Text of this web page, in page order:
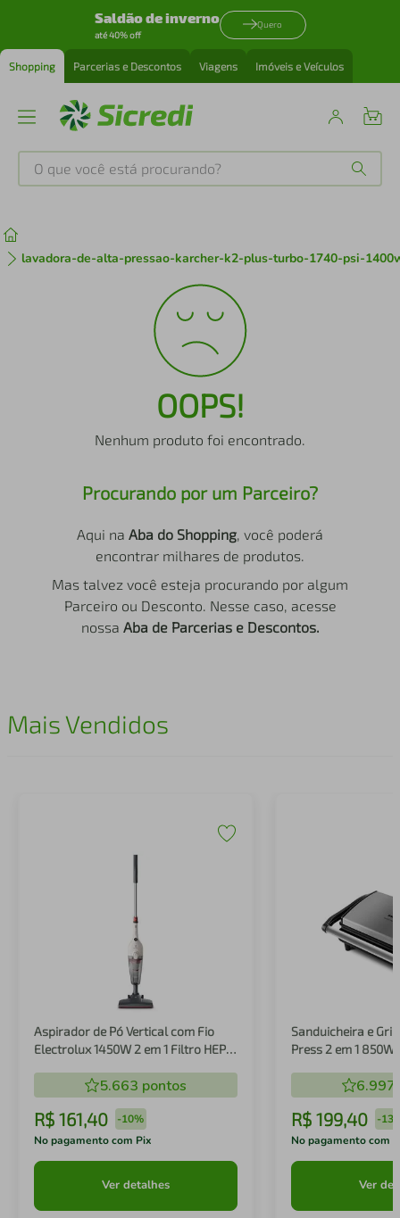
Saldão de inverno
até 40% off
Quero
Shopping Parcerias e Descontos Viagens Imóveis e Veículos
O que você está procurando?
lavadora-de-alta-pressao-karcher-k2-plus-turbo-1740-psi-
OOPS!
Nenhum produto foi encontrado.
Procurando por um Parceiro?
Aqui na Aba do Shopping, você poderá
encontrar milhares de produtos.
Mas talvez você esteja procurando por algum
Parceiro ou Desconto. Nesse caso, acesse
nossa Aba de Parcerias e Descontos.
Mais Vendidos
Aspirador de Pó Vertical com Fio
Electrolux 1450W 2 em 1 Filtro HEPA
5.663 pontos
R$ 161,40 -10%
No pagamento com Pix
Ver detalhes
Sanduicheira e
Press 2 em 1 850W
6.997
R$ 199,40 -
No pagamento com
Ver
º tenis
iphone